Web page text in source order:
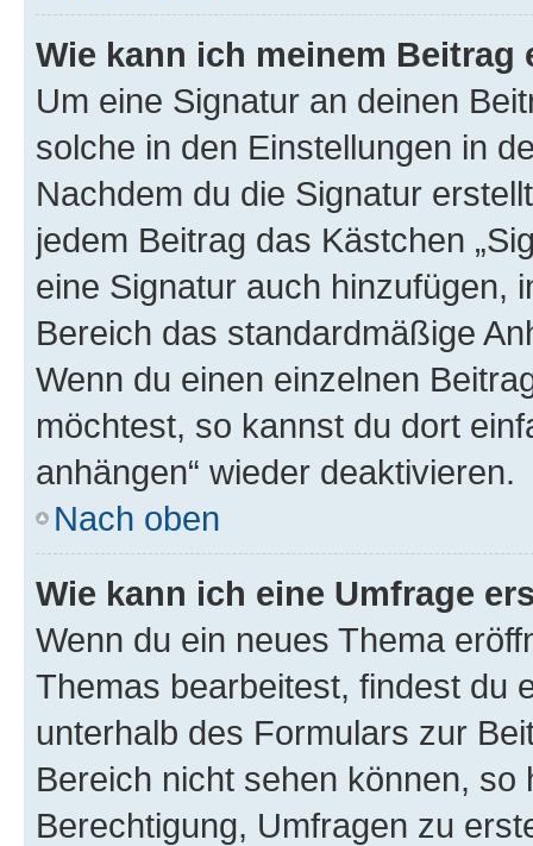
Wie kann ich meinem
Um eine Signatur an deinen
solche in den Einstellungen in
Nachdem du die Signatur
jedem Beitrag das Kästchen
eine Signatur auch hinzufügen,
Bereich das standardmäßige
Wenn du einen einzelnen
möchtest, so kannst du dort
anhängen“ wieder deaktivieren.
Nach oben
Wie kann ich eine Umfrage
Wenn du ein neues Thema
Themas bearbeitest, findest du
unterhalb des Formulars zur
Bereich nicht sehen können,
Berechtigung, Umfragen zu